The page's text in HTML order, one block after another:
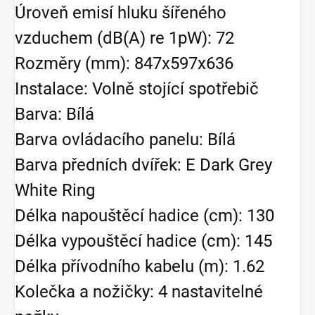
Úroveň emisí hluku šířeného
vzduchem (dB(A) re 1pW): 72
Rozměry (mm): 847x597x636
Instalace: Volně stojící spotřebič
Barva: Bílá
Barva ovládacího panelu: Bílá
Barva předních dvířek: E Dark Grey
White Ring
Délka napouštěcí hadice (cm): 130
Délka vypouštěcí hadice (cm): 145
Délka přívodního kabelu (m): 1.62
Kolečka a nožičky: 4 nastavitelné